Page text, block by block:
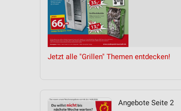
Jetzt alle "Grillen" Themen entdecken!
Angebote Seite 2